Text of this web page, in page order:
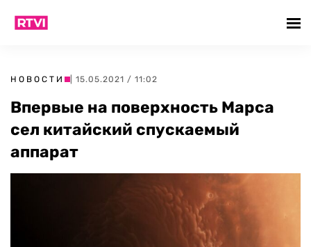
НОВОСТИ | 15.05.2021 / 11:02
Впервые на поверхность Марса
сел китайский спускаемый
аппарат